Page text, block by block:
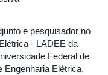
e pesquisador no
- LADEE da
Federal de
Engenharia Elétrica,